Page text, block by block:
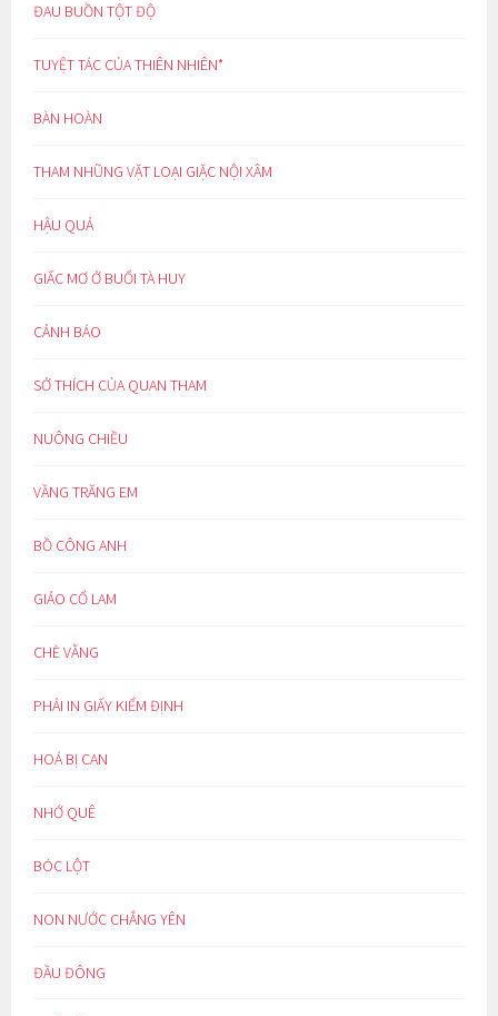
ĐAU BUỒN TỘT ĐỘ
TUYỆT TÁC CỦA THIÊN NHIÊN*
BÀN HOÀN
THAM NHŨNG VẶT LOẠI GIẶC NỘI XÂM
HẬU QUẢ
GIẤC MƠ Ở BUỔI TÀ HUY
CẢNH BÁO
SỞ THÍCH CỦA QUAN THAM
NUÔNG CHIỀU
VẦNG TRĂNG EM
BỒ CÔNG ANH
GIẢO CỔ LAM
CHÈ VẰNG
PHẢI IN GIẤY KIỂM ĐỊNH
HOÁ BỊ CAN
NHỚ QUÊ
BÓC LỘT
NON NƯỚC CHẲNG YÊN
ĐẦU ĐÔNG